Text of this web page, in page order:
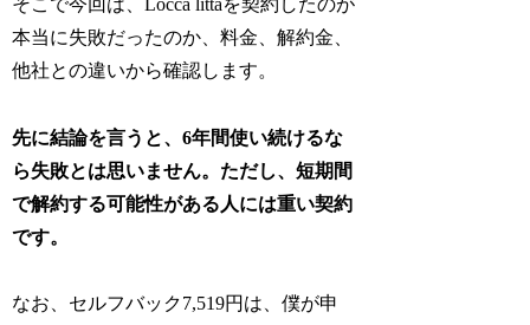
本当に失敗だったのか、料金、解約金、
他社との違いから確認します。
先に結論を言うと、6年間使い続けるな
ら失敗とは思いません。ただし、短期間
で解約する可能性がある人には重い契約
です。
なお、セルフバック7,519円は、僕が申